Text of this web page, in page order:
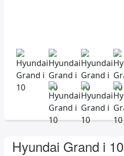
Hyundai Grand i 10